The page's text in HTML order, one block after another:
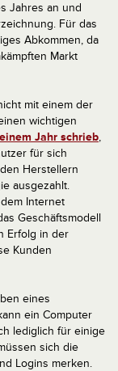
Jahres an und
Für das
Abkommen, da
Markt
mit einem der
wichtigen
Jahr schrieb,
für sich
Herstellern
ausgezahlt.
Internet
Geschäftsmodell
Erfolg in der
Kunden
eines
ein Computer
lediglich für einige
sich die
Logins merken.